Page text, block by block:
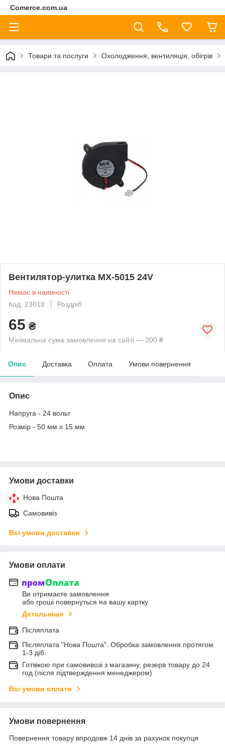
Comerce.com.ua
Товари та послуги Охолодження, вентиляція, обігрів
Вентилятор-улитка MX-5015 24V
Немає в наявності
Код: 23018
Роздріб
65 ₴
Мінімальна сума замовлення на сайті — 200 ₴
Опис Доставка Оплата Умови повернення
Опис
Напруга - 24 вольт
Розмір - 50 мм x 15 мм
Умови доставки
Нова Пошта
Самовивіз
Всі умови доставки
Умови оплати
Ви отримаєте замовлення
або гроші повернуться на вашу картку
Детальніше
Післяплата
Післяплата "Нова Пошта". Обробка замовлення протягом
1-3 діб.
Готівкою при самовивозі з магазину, резерв товару до 24
год (після підтверждення менеджером)
Всі умови оплати
Умови повернення
Повернення товару впродовж 14 днів за рахунок покупця